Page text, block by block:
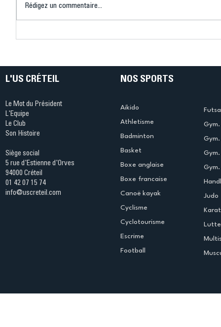
Rédigez un commentaire...
L'US CRÉTEIL
Le Mot du Président
L'Equipe
Le Club
Son Histoire
Siège social
5 rue d'Estienne d'Orves
94000 Créteil
01 42 07 15 74
info@uscreteil.com
NOS SPORTS
Aikido
Athletisme
Badminton
Basket
Boxe anglaise
Boxe francaise
Canoë kayak
Cyclisme
Cyclotourisme
Escrime
Football
Judo
Lutte